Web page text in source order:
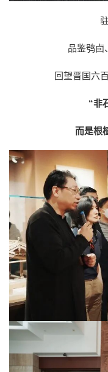
品鉴鸮卣
回望晋国六
“非
而是根